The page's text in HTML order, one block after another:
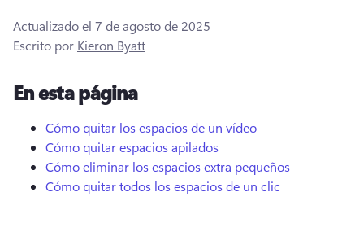
Probar gratis
Actualizado el 7 de agosto de 2025
Escrito por Kieron Byatt
En esta página
Cómo quitar los espacios de un vídeo
Cómo quitar espacios apilados
Cómo eliminar los espacios extra pequeños
Cómo quitar todos los espacios de un clic